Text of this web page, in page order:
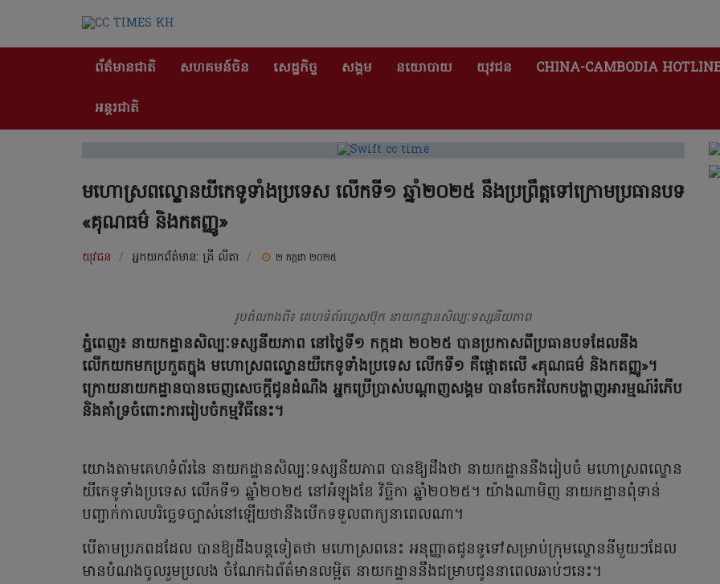
ព័ត៌មានជាតិ សហគមន៍ចិន សេដ្ឋកិច្ច សង្គម នយោបាយ យុវជន CHINA-CAMBODIA
អន្តរជាតិ
មហោស្រពល្ខោនយីកេទូទាំងប្រទេស លើកទី១ ឆ្នាំ២០២៥ នឹងប្រព្រឹត្តទៅក្រោមប្រធានបទ
«គុណធម៌ និងកតញ្ញូ»
យុវជន / អ្នកយកព័ត៌មាន: គ្រី​ លីតា / ២ កក្កដា ២០២៥
រូបតំណាងពី៖ គេហទំព័រហ្វេសប៊ុក នាយកដ្ឋានសិល្បៈទស្សនីយភាព
ភ្នំពេញ៖ នាយកដ្ឋានសិល្បៈទស្សនីយភាព នៅថ្ងៃទី១ កក្កដា​ ២០២៥ បានប្រកាសពីប្រធានបទដែលនឹង
លើកយកមកប្រកួតក្នុង មហោស្រពល្ខោនយីកេទូទាំងប្រទេស លើកទី១ គឺផ្តោតលើ «គុណធម៌ និងកតញ្ញូ»។
ក្រោយនាយកដ្ឋានបានចេញសេចក្តីជូនដំណឹង អ្នកប្រើប្រាស់បណ្តាញសង្គម បានចែករំលែកបង្ហាញអារម្មណ៍រំភើប
និងគាំទ្រចំពោះការរៀបចំកម្មវិធីនេះ។
យោងតាមគេហទំព័រនៃ នាយកដ្ឋានសិល្បៈទស្សនីយភាព បានឱ្យដឹងថា នាយកដ្ឋាននឹងរៀបចំ មហោស្រពល្ខោន
យីកេទូទាំងប្រទេស លើកទី១ ឆ្នាំ២០២៥ នៅអំឡុងខែ វិច្ឆិកា ឆ្នាំ២០២៥។ យ៉ាងណាមិញ នាយកដ្ឋានពុំទាន់
បញ្ជាក់កាលបរិច្ឆេទច្បាស់នៅឡើយថានឹងបើកទទួលពាក្យនាពេលណា។
បើតាមប្រភពដដែល បានឱ្យដឹងបន្តទៀតថា មហោស្រពនេះ អនុញ្ញាតជូនទូទៅសម្រាប់ក្រុមល្ខោននីមួយៗដែល
មានបំណងចូលរួមប្រលង ចំណែកឯព័ត៌មានលម្អិត នាយកដ្ឋាននឹងជម្រាបជូននាពេលឆាប់ៗនេះ។